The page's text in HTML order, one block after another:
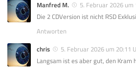
Manfred M.
5. Februar 2026 um
Die 2 CDVersion ist nicht RSD
Antworten
chris
5. Februar 2026 um 20:11
Langsam ist es aber gut, den Kram